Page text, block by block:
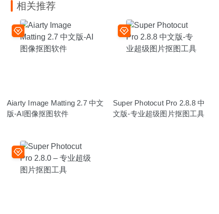
相关推荐
Aiarty Image Matting 2.7 中文
版-AI图像抠图软件
Super Photocut Pro 2.8.8 中
文版-专业超级图片抠图工具